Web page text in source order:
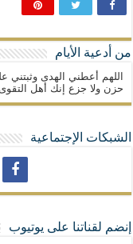
من أدعية الأيام
اللهم أعطني الهدى وثبتني
حزن ولا جزع إنك أهل
الشبكات الإجتماعية
إنضم لقناتنا على يوتيوب